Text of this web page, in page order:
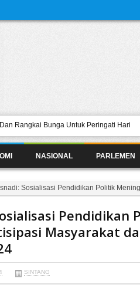
Rangkai Bunga Untuk Peringati Hari
di Daerah
Jembatan Sungai Inggar di Kayan Hilir
Pentas Seni Kompas Selaras
NASIONAL PARLEMEN
Sosialisasi Pendidikan Politik
Pendidikan
Masyarakat
SINTANG